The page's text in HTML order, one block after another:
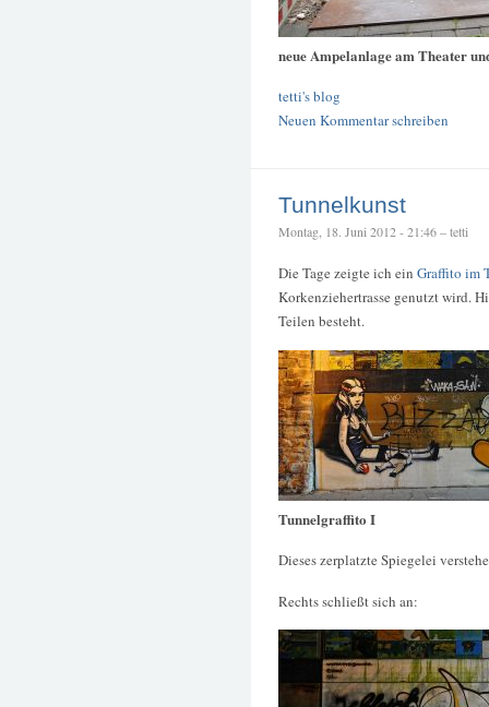
neue Ampelanlage am Theater
tetti's blog
Neuen Kommentar schreiben
Tunnelkunst
Montag, 18. Juni 2012 - 21:46 – tetti
Die Tage zeigte ich ein Graffito im
Korkenziehertrasse genutzt wird.
Teilen besteht.
Tunnelgraffito I
Dieses zerplatzte Spiegelei
Rechts schließt sich an: